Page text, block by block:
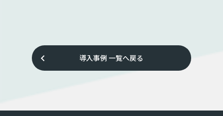
導入事例
keyboard_arrow_left 一覧へ戻る